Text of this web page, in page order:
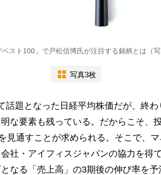
ベスト100」で戸松信博氏が注目する銘柄とは（写
写真3枚
題となった日経平均株価だが、終
な要素も残っている。だからこそ、
見通すことが求められる。そこで、
社・アイフィスジャパンの協力を得
なる「売上高」の3期後の伸び率を